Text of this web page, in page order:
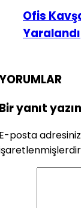
Ofis
Yaralandı
yanıt yazın
posta